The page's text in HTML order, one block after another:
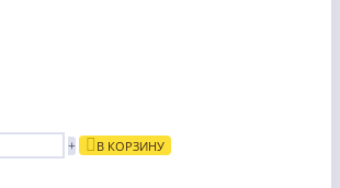
+ В КОРЗИНУ